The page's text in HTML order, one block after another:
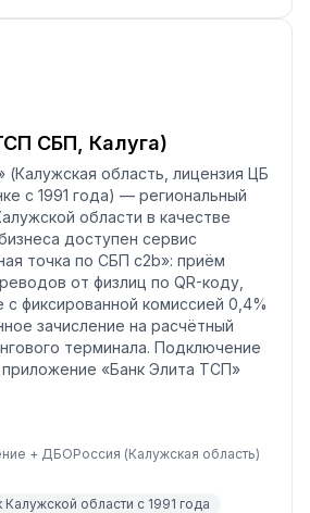
СБП, Калуга)
область, лицензия ЦБ
с 1991 года) — региональный
области в качестве
доступен сервис
точка по СБП c2b»: приём
от физлиц по QR-коду,
с фиксированной комиссией 0,4%
зачисление на расчётный
терминала. Подключение
«Банк Элита ТСП»
+ ДБОРоссия (Калужская область)
области с 1991 года